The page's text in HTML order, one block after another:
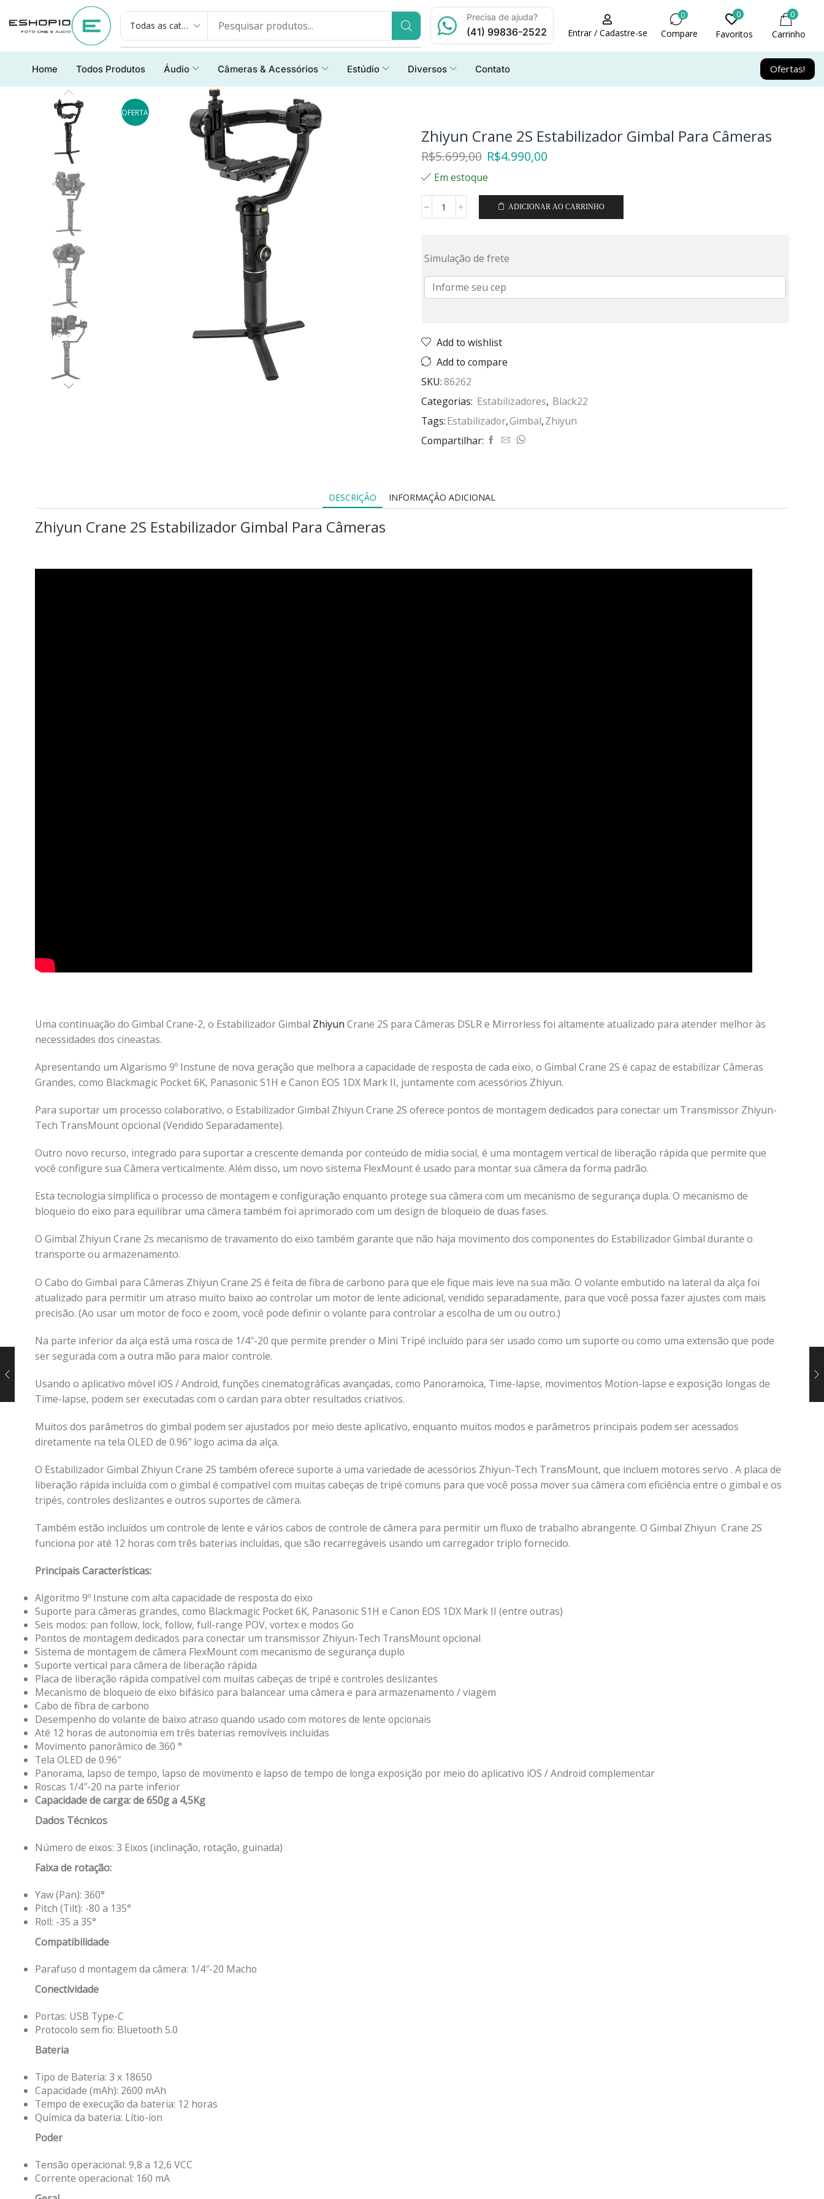
Precisa de ajuda?
(41) 99836-2522 Entrar / Cadastre-se
0
Compare
0
Favoritos
0
Carrinho
Home Todos Produtos Áudio Câmeras & Acessórios Estúdio Diversos Contato Ofertas!
OFERTA
Zhiyun Crane 2S Estabilizador Gimbal Para Câmeras
R$5.699,00 R$4.990,00
Em estoque
ADICIONAR AO CARRINHO
Simulação de frete
Add to wishlist
Add to compare
SKU:86262
Categorias: Estabilizadores, Black22
Tags:Estabilizador,Gimbal,Zhiyun
Compartilhar:
DESCRIÇÃO INFORMAÇÃO ADICIONAL
Zhiyun Crane 2S Estabilizador Gimbal Para Câmeras
Uma continuação do Gimbal Crane-2, o Estabilizador Gimbal Zhiyun Crane 2S para Câmeras DSLR e Mirrorless foi altamente atualizado para atender melhor às
necessidades dos cineastas.
Apresentando um Algarismo 9º Instune de nova geração que melhora a capacidade de resposta de cada eixo, o Gimbal Crane 2S é capaz de estabilizar Câmeras
Grandes, como Blackmagic Pocket 6K, Panasonic S1H e Canon EOS 1DX Mark II, juntamente com acessórios Zhiyun.
Para suportar um processo colaborativo, o Estabilizador Gimbal Zhiyun Crane 2S oferece pontos de montagem dedicados para conectar um Transmissor Zhiyun-
Tech TransMount opcional (Vendido Separadamente).
Outro novo recurso, integrado para suportar a crescente demanda por conteúdo de mídia social, é uma montagem vertical de liberação rápida que permite que
você configure sua Câmera verticalmente. Além disso, um novo sistema FlexMount é usado para montar sua câmera da forma padrão.
Esta tecnologia simplifica o processo de montagem e configuração enquanto protege sua câmera com um mecanismo de segurança dupla. O mecanismo de
bloqueio do eixo para equilibrar uma câmera também foi aprimorado com um design de bloqueio de duas fases.
O Gimbal Zhiyun Crane 2s mecanismo de travamento do eixo também garante que não haja movimento dos componentes do Estabilizador Gimbal durante o
transporte ou armazenamento.
O Cabo do Gimbal para Câmeras Zhiyun Crane 2S é feita de fibra de carbono para que ele fique mais leve na sua mão. O volante embutido na lateral da alça foi
atualizado para permitir um atraso muito baixo ao controlar um motor de lente adicional, vendido separadamente, para que você possa fazer ajustes com mais
precisão. (Ao usar um motor de foco e zoom, você pode definir o volante para controlar a escolha de um ou outro.)
Na parte inferior da alça está uma rosca de 1/4″-20 que permite prender o Mini Tripé incluído para ser usado como um suporte ou como uma extensão que pode
ser segurada com a outra mão para maior controle.
Usando o aplicativo móvel iOS / Android, funções cinematográficas avançadas, como Panoramoica, Time-lapse, movimentos Motion-lapse e exposição longas de
Time-lapse, podem ser executadas com o cardan para obter resultados criativos.
Muitos dos parâmetros do gimbal podem ser ajustados por meio deste aplicativo, enquanto muitos modos e parâmetros principais podem ser acessados
diretamente na tela OLED de 0.96″ logo acima da alça.
O Estabilizador Gimbal Zhiyun Crane 2S também oferece suporte a uma variedade de acessórios Zhiyun-Tech TransMount, que incluem motores servo . A placa de
liberação rápida incluída com o gimbal é compatível com muitas cabeças de tripé comuns para que você possa mover sua câmera com eficiência entre o gimbal e os
tripés, controles deslizantes e outros suportes de câmera.
Também estão incluídos um controle de lente e vários cabos de controle de câmera para permitir um fluxo de trabalho abrangente. O Gimbal Zhiyun Crane 2S
funciona por até 12 horas com três baterias incluídas, que são recarregáveis usando um carregador triplo fornecido.
Principais Características:
Algoritmo 9º Instune com alta capacidade de resposta do eixo
Suporte para câmeras grandes, como Blackmagic Pocket 6K, Panasonic S1H e Canon EOS 1DX Mark II (entre outras)
Seis modos: pan follow, lock, follow, full-range POV, vortex e modos Go
Pontos de montagem dedicados para conectar um transmissor Zhiyun-Tech TransMount opcional
Sistema de montagem de câmera FlexMount com mecanismo de segurança duplo
Suporte vertical para câmera de liberação rápida
Placa de liberação rápida compatível com muitas cabeças de tripé e controles deslizantes
Mecanismo de bloqueio de eixo bifásico para balancear uma câmera e para armazenamento / viagem
Cabo de fibra de carbono
Desempenho do volante de baixo atraso quando usado com motores de lente opcionais
Até 12 horas de autonomia em três baterias removíveis incluídas
Movimento panorâmico de 360 °
Tela OLED de 0.96″
Panorama, lapso de tempo, lapso de movimento e lapso de tempo de longa exposição por meio do aplicativo iOS / Android complementar
Roscas 1/4″-20 na parte inferior
Capacidade de carga: de 650g a 4,5Kg
Dados Técnicos
Número de eixos: 3 Eixos (inclinação, rotação, guinada)
Faixa de rotação:
Yaw (Pan): 360°
Pitch (Tilt): -80 a 135°
Roll: -35 a 35°
Compatibilidade
Parafuso d montagem da câmera: 1/4″-20 Macho
Conectividade
Portas: USB Type-C
Protocolo sem fio: Bluetooth 5.0
Bateria
Tipo de Bateria: 3 x 18650
Capacidade (mAh): 2600 mAh
Tempo de execução da bateria: 12 horas
Química da bateria: Lítio-íon
Poder
Tensão operacional: 9,8 a 12,6 VCC
Corrente operacional: 160 mA